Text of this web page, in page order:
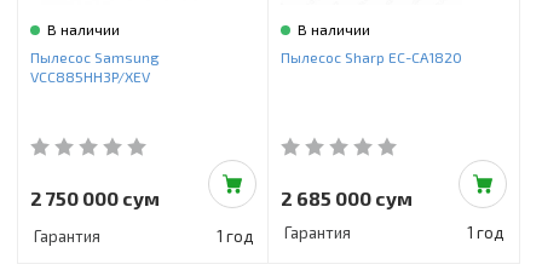
В наличии
Пылесос Samsung
VCC885HH3P/XEV
2 750 000 сум
Гарантия 1 год
В наличии
Пылесос Sharp EC-CA1820
2 685 000 сум
Гарантия 1 год